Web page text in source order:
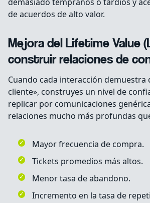
demasiado tempranos o tardíos y
de acuerdos de alto valor.
Mejora del Lifetime Value
construir relaciones de
Cuando cada interacción demuestra
cliente», construyes un nivel de
replicar por comunicaciones
relaciones mucho más profundas
Mayor frecuencia de compra.
Tickets promedios más altos.
Menor tasa de abandono.
Incremento en la tasa de